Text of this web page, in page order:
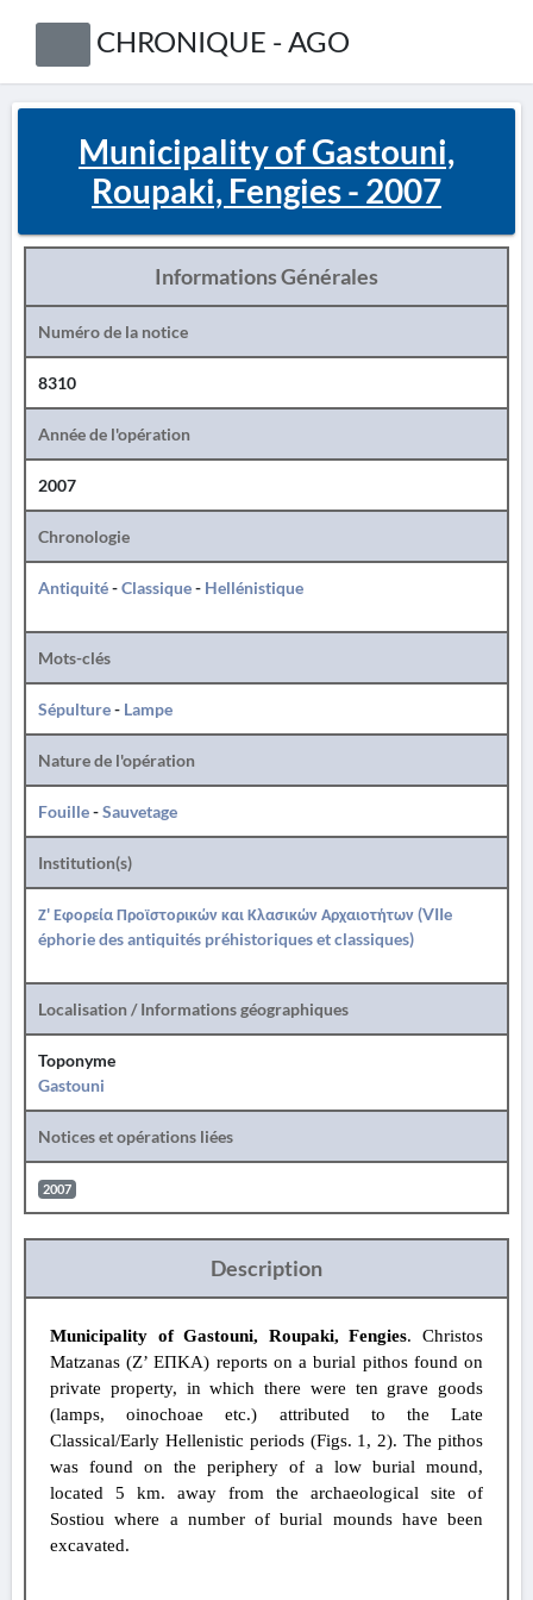
CHRONIQUE - AGO
Municipality of Gastouni,
Roupaki, Fengies - 2007
Informations Générales
Numéro de la notice
8310
Année de l'opération
2007
Chronologie
Antiquité-Classique- Hellénistique
Mots-clés
Sépulture- Lampe
Nature de l'opération
Fouille-Sauvetage
Institution(s)
Ζ' Εφορεία Προϊστορικών και Κλασικών Αρχαιοτήτων (VIIe
éphorie des antiquités préhistoriques et classiques)
Localisation / Informations géographiques
Toponyme
Gastouni
Notices et opérations liées
2007
Description
Municipality of Gastouni, Roupaki, Fengies. Christos
Matzanas (Ζ’ ΕΠΚΑ) reports on a burial pithos found on
private property, in which there were ten grave goods
(lamps, oinochoae etc.) attributed to the Late
Classical/Early Hellenistic periods (Figs. 1, 2). The pithos
was found on the periphery of a low burial mound,
located 5 km. away from the archaeological site of
Sostiou where a number of burial mounds have been
excavated.